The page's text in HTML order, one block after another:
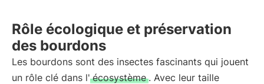
Rôle écologique et préservation
des bourdons
Les bourdons sont des insectes fascinants qui jouent
un rôle clé dans l' écosystème . Avec leur taille